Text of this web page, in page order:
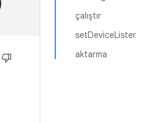
çalıştır
setDeviceLister
aktarma